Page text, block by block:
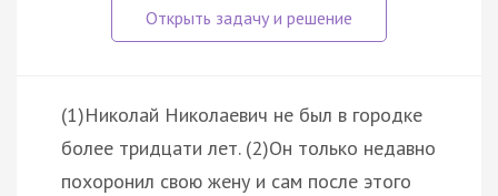
(1)Николай Николаевич не был в городке
более тридцати лет. (2)Он только недавно
похоронил свою жену и сам после этого